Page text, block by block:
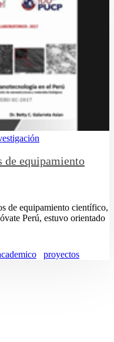
de equipamiento
de equipamiento científico,
Perú, estuvo orientado
proyectos